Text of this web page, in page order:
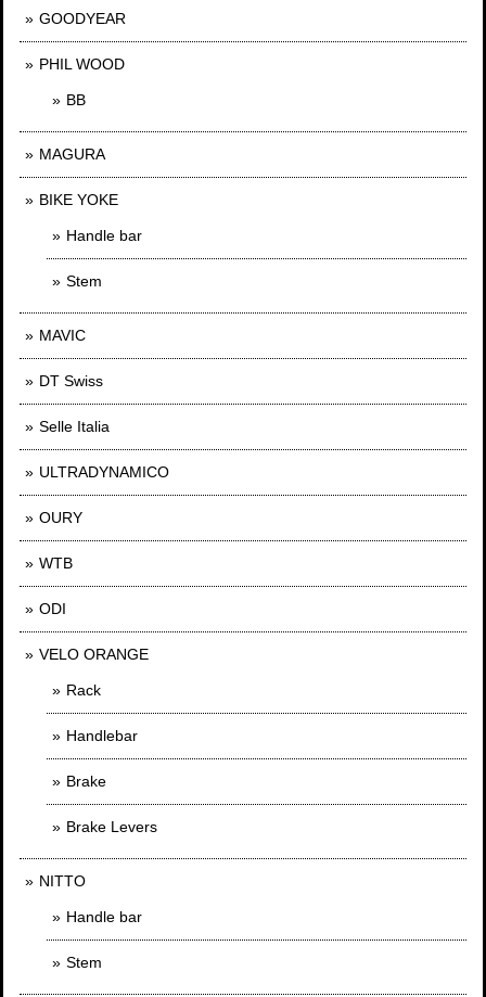
GOODYEAR
PHIL WOOD
BB
MAGURA
BIKE YOKE
Handle bar
Stem
MAVIC
DT Swiss
Selle Italia
ULTRADYNAMICO
OURY
WTB
ODI
VELO ORANGE
Rack
Handlebar
Brake
Brake Levers
NITTO
Handle bar
Stem